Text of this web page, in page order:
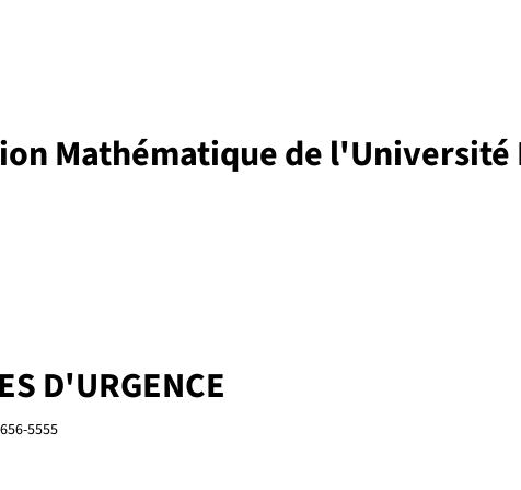
D'URGENCE
5555
Mathématique de l'Université